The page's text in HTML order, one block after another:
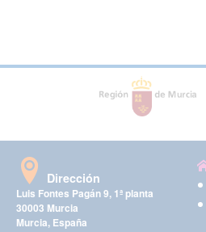
Dirección
Luis Fontes Pagán 9, 1ª planta
30003 Murcia
Murcia, España